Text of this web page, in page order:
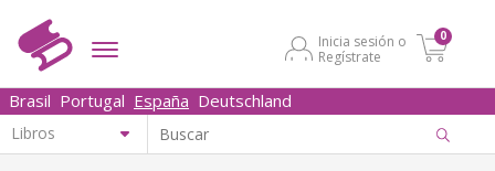
Inicia sesión o
Regístrate
0
Brasil Portugal España Deutschland